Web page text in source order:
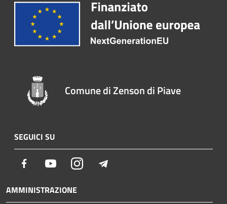
Comune di Zenson di Piave
SEGUICI SU
Facebook YoutubeInstagram
AMMINISTRAZIONE